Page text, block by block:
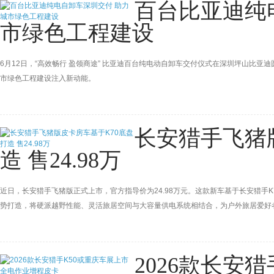
百台比亚迪
市绿色工程建设
6月12日，“高效畅行 盈领商途” 比亚迪百台纯电动自卸车交付仪式在深圳坪山比亚
市绿色工程建设注入新动能。
长安猎手飞猪
造 售24.98万
近日，长安猎手飞猪版正式上市，官方指导价为24.98万元。这款新车基于长安猎
势打造，将硬派越野性能、灵活旅居空间与大容量供电系统相结合，为户外旅居爱
2026款长安